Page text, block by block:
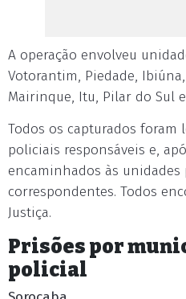
A operação envolveu
Votorantim, Piedade,
Mairinque, Itu, Pilar do Sul e
Todos os capturados foram
policiais responsáveis e,
encaminhados às
correspondentes. Todos
Justiça.
Prisões por
policial